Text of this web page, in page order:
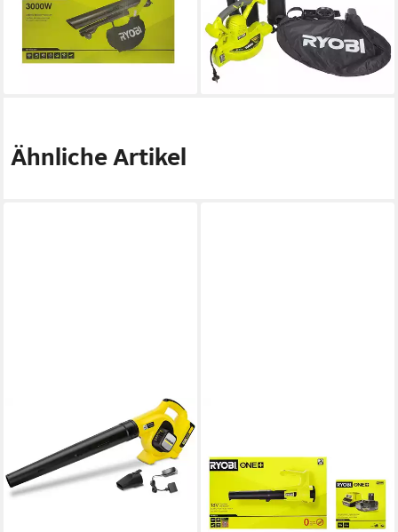
ideal für Garten, (1 St)
9,83 €mtl. in 12 Raten
45L Fangsack, (1 St)
93,60 €
lieferbar - in 3-4 Werktagen bei dir
Ähnliche Artikel